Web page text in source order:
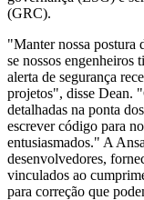
(GRC).
"Manter nossa postura
se nossos engenheiros
alerta de segurança
projetos", disse Dean.
detalhadas na ponta
escrever código para
entusiasmados." A
desenvolvedores,
vinculados ao
para correção que